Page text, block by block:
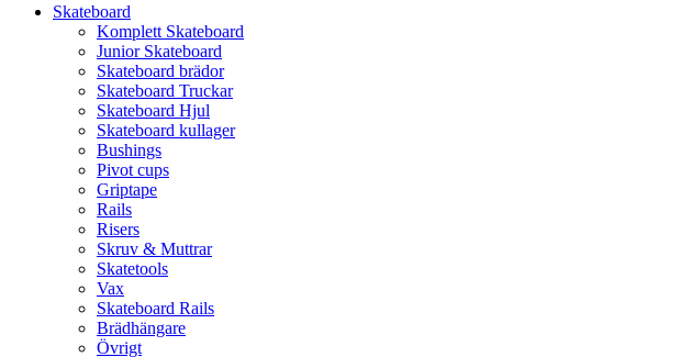
Skateboard
Komplett Skateboard
Junior Skateboard
Skateboard brädor
Skateboard Truckar
Skateboard Hjul
Skateboard kullager
Bushings
Pivot cups
Griptape
Rails
Risers
Skruv & Muttrar
Skatetools
Vax
Skateboard Rails
Brädhängare
Övrigt